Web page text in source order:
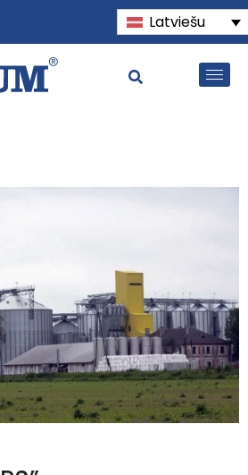
Latviešu